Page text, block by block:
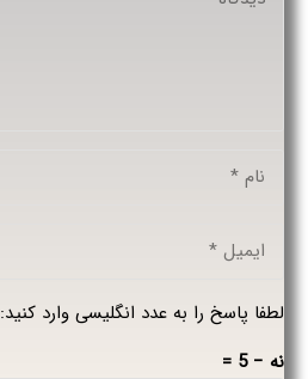
لطفا پاسخ را به عدد انگلیسی وارد کنید:
نه − 5 =